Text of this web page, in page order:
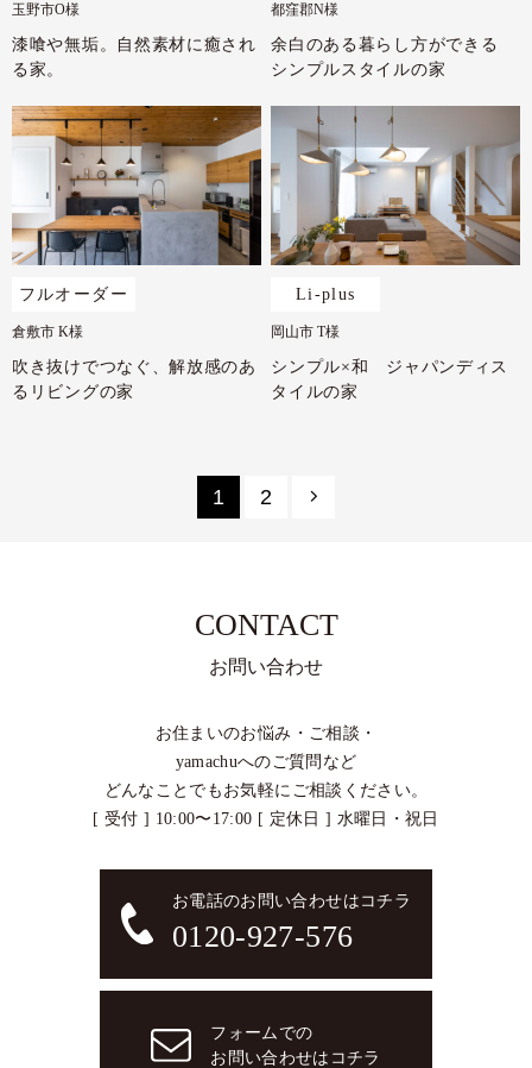
玉野市O様
漆喰や無垢。自然素材に癒され
る家。
都窪郡N様
余白のある暮らし方ができる
シンプルスタイルの家
フルオーダー
倉敷市 K様
吹き抜けでつなぐ、解放感のあ
るリビングの家
Li-plus
岡山市 T様
シンプル×和 ジャパンディス
タイルの家
1 2
CONTACT
お問い合わせ
お住まいのお悩み・ご相談・
yamachuへのご質問など
どんなことでもお気軽にご相談ください。
[ 受付 ] 10:00〜17:00 [ 定休日 ] 水曜日・祝日
お電話のお問い合わせはコチラ
0120-927-576
フォームでの
お問い合わせはコチラ